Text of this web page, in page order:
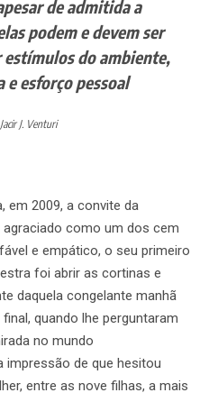
de admitida a
podem e devem ser
estímulos do ambiente,
e esforço pessoal
Jacir J. Venturi
em 2009, a convite da
agraciado como um dos cem
e empático, o seu primeiro
foi abrir as cortinas e
daquela congelante manhã
quando lhe perguntaram
no mundo
de que hesitou
entre as nove filhas, a mais